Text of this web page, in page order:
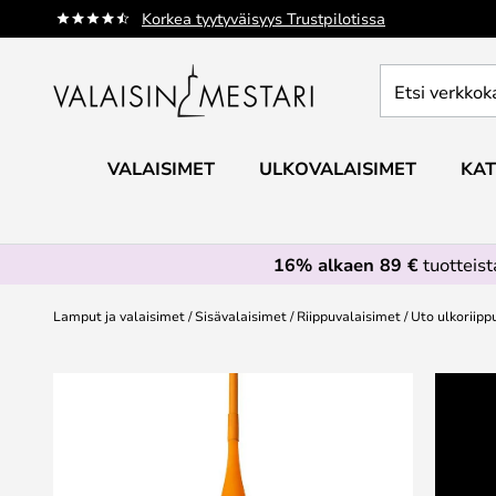
Korkea tyytyväisyys Trustpilotissa
Skip
to
verkkokaupan
VALAISIMET ULKOVALAISIMET
16% alkaen 89 €
Lamput ja valaisimet Sisävalaisimet Riippuvalaisimet Uto